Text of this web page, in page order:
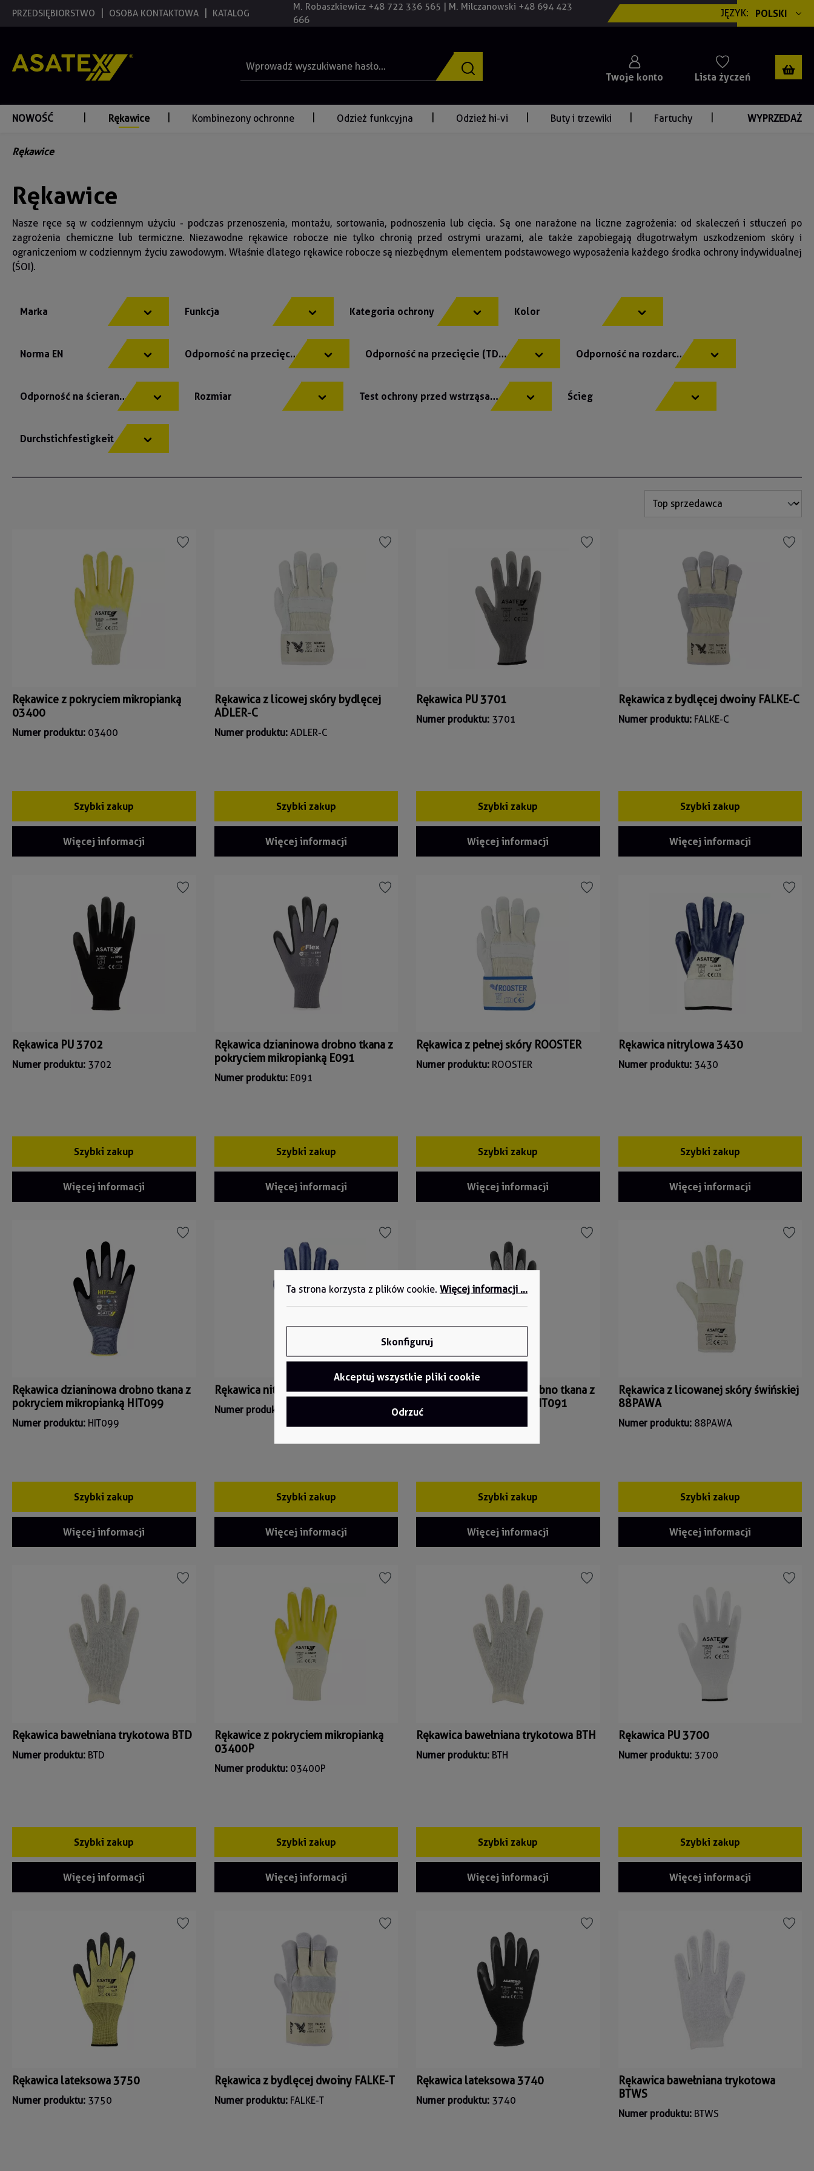
Przejdź do głównej nawigacji
PRZEDSIĘBIORSTWO OSOBA KONTAKTOWA KATALOG
M. Robaszkiewicz +48 722 336 565 | M. Milczanowski +48 694 423
666
JĘZYK: POLSKI
Twoje konto Lista życzeń
NOWOŚĆ Rękawice Kombinezony ochronne Odzież funkcyjna Odzież hi-vi Buty i trzewiki Fartuchy WYPRZEDAŻ
Rękawice
Rękawice
Nasze ręce są w codziennym użyciu - podczas przenoszenia, montażu, sortowania, podnoszenia lub cięcia. Są one narażone na liczne zagrożenia: od skaleczeń i stłuczeń po
zagrożenia chemiczne lub termiczne. Niezawodne rękawice robocze nie tylko chronią przed ostrymi urazami, ale także zapobiegają długotrwałym uszkodzeniom skóry i
ograniczeniom w codziennym życiu zawodowym. Właśnie dlatego rękawice robocze są niezbędnym elementem podstawowego wyposażenia każdego środka ochrony indywidualnej
(ŚOI).
Marka Funkcja Kategoria ochrony Kolor
Norma EN Odporność na przecięcie Odporność na przecięcie (TDM) Odporność na rozdarcie
Odporność na ścieranie Rozmiar Test ochrony przed wstrząsami Ścieg
Durchstichfestigkeit
Rękawice z pokryciem mikropianką
03400
Numer produktu: 03400
Szybki zakup
Więcej informacji
Rękawica z licowej skóry bydlęcej
ADLER-C
Numer produktu: ADLER-C
Szybki zakup
Więcej informacji
Rękawica PU 3701
Numer produktu: 3701
Szybki zakup
Więcej informacji
Rękawica z bydlęcej dwoiny FALKE-C
Numer produktu: FALKE-C
Szybki zakup
Więcej informacji
Rękawica PU 3702
Numer produktu: 3702
Szybki zakup
Więcej informacji
Rękawica dzianinowa drobno tkana z
pokryciem mikropianką E091
Numer produktu: E091
Szybki zakup
Więcej informacji
Rękawica z pełnej skóry ROOSTER
Numer produktu: ROOSTER
Szybki zakup
Więcej informacji
Rękawica nitrylowa 3430
Numer produktu: 3430
Szybki zakup
Więcej informacji
Rękawica dzianinowa drobno tkana z
pokryciem mikropianką HIT099
Numer produktu: HIT099
Szybki zakup
Więcej informacji
Rękawica nitrylowa 3440
Numer produktu:
Szybki zakup
Więcej informacji
Rękawica dzianinowa drobno tkana z
pokryciem mikropianką HIT091
Szybki zakup
Więcej informacji
Rękawica z licowanej skóry świńskiej
88PAWA
Numer produktu: 88PAWA
Szybki zakup
Więcej informacji
Rękawica bawełniana trykotowa BTD
Numer produktu: BTD
Szybki zakup
Więcej informacji
Rękawice z pokryciem mikropianką
03400P
Numer produktu: 03400P
Szybki zakup
Więcej informacji
Rękawica bawełniana trykotowa BTH
Numer produktu: BTH
Szybki zakup
Więcej informacji
Rękawica PU 3700
Numer produktu: 3700
Szybki zakup
Więcej informacji
Rękawica lateksowa 3750
Numer produktu: 3750
Rękawica z bydlęcej dwoiny FALKE-T
Numer produktu: FALKE-T
Rękawica lateksowa 3740
Numer produktu: 3740
Rękawica bawełniana trykotowa
BTWS
Numer produktu: BTWS
Ta strona korzysta z plików cookie. Więcej informacji ...
Skonfiguruj
Akceptuj wszystkie pliki cookie
Odrzuć